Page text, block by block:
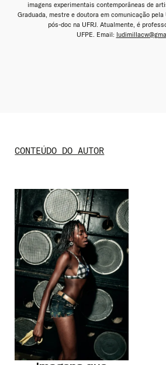
imagens experimentais contemporâneas de
Graduada, mestre e doutora em comunicação
pós-doc na UFRJ. Atualmente, é
UFPE. Email:
CONTEÚDO DO AUTOR
mail
Senha
Lembrar-me